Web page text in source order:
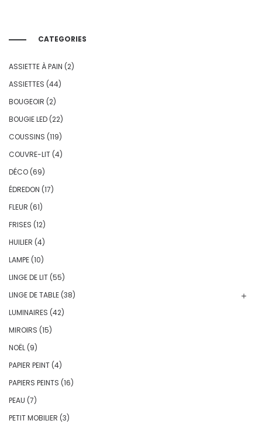
CATEGORIES
ASSIETTE À PAIN (2)
ASSIETTES (44)
BOUGEOIR (2)
BOUGIE LED (22)
COUSSINS (119)
COUVRE-LIT (4)
DÉCO (69)
ÉDREDON (17)
FLEUR (61)
FRISES (12)
HUILIER (4)
LAMPE (10)
LINGE DE LIT (55)
LINGE DE TABLE (38)
LUMINAIRES (42)
MIROIRS (15)
NOËL (9)
PAPIER PEINT (4)
PAPIERS PEINTS (16)
PEAU (7)
PETIT MOBILIER (3)